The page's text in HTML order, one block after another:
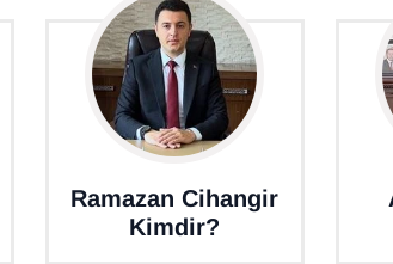
Ramazan Cihangir
Kimdir?